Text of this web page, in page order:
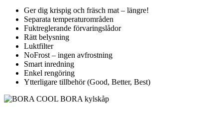
Ger dig krispig och fräsch mat – längre!
Separata temperaturområden
Fuktreglerande förvaringslådor
Rätt belysning
Luktfilter
NoFrost – ingen avfrostning
Smart inredning
Enkel rengöring
Ytterligare tillbehör (Good, Better, Best)